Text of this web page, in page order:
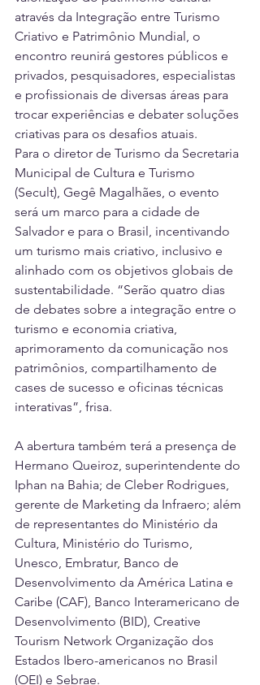
através da Integração entre Turismo
Criativo e Patrimônio Mundial, o
encontro reunirá gestores públicos e
privados, pesquisadores, especialistas
e profissionais de diversas áreas para
trocar experiências e debater soluções
criativas para os desafios atuais.
Para o diretor de Turismo da Secretaria
Municipal de Cultura e Turismo
(Secult), Gegê Magalhães, o evento
será um marco para a cidade de
Salvador e para o Brasil, incentivando
um turismo mais criativo, inclusivo e
alinhado com os objetivos globais de
sustentabilidade. “Serão quatro dias
de debates sobre a integração entre o
turismo e economia criativa,
aprimoramento da comunicação nos
patrimônios, compartilhamento de
cases de sucesso e oficinas técnicas
interativas”, frisa.
A abertura também terá a presença de
Hermano Queiroz, superintendente do
Iphan na Bahia; de Cleber Rodrigues,
gerente de Marketing da Infraero; além
de representantes do Ministério da
Cultura, Ministério do Turismo,
Unesco, Embratur, Banco de
Desenvolvimento da América Latina e
Caribe (CAF), Banco Interamericano de
Desenvolvimento (BID), Creative
Tourism Network Organização dos
Estados Ibero-americanos no Brasil
(OEI) e Sebrae.